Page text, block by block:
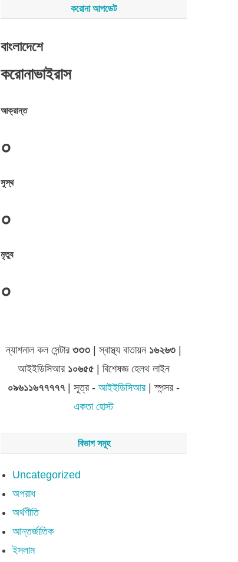
করোনা আপডেট
বাংলাদেশে
করোনাভাইরাস
আক্রান্ত
০
সুস্থ
০
মৃত্যু
০
ন্যাশনাল কল সেন্টার৩৩৩ | স্বাস্থ্য বাতায়ন ১৬২৬৩
আইইডিসিআর ১০৬৫৫ | বিশেষজ্ঞ হেলথ লাইন
০৯৬১১৬৭৭৭৭৭| সূত্র -আইইডিসিআর| স্পন্সর -
একতা হোস্ট
বিভাগ সমূহ
Uncategorized
অপরাধ
অর্থণীতি
আন্তর্জাতিক
ইসলাম